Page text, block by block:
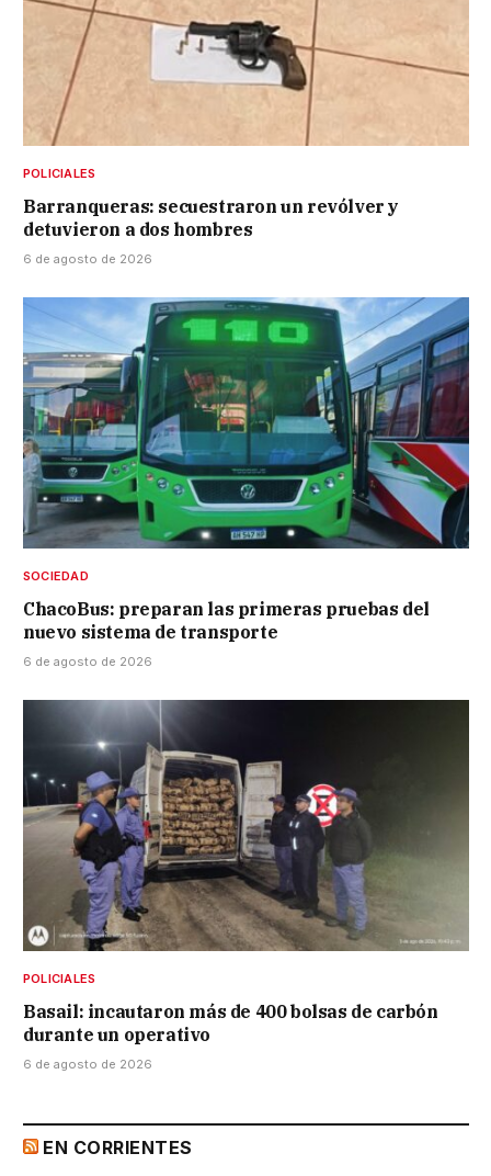
POLICIALES
Barranqueras: secuestraron un revólver y
detuvieron a dos hombres
6 de agosto de 2026
SOCIEDAD
ChacoBus: preparan las primeras pruebas del
nuevo sistema de transporte
6 de agosto de 2026
POLICIALES
Basail: incautaron más de 400 bolsas de carbón
durante un operativo
6 de agosto de 2026
EN CORRIENTES